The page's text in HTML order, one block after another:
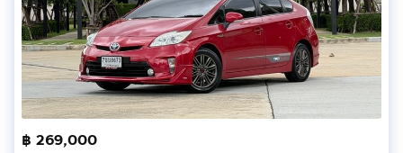
฿ 269,000